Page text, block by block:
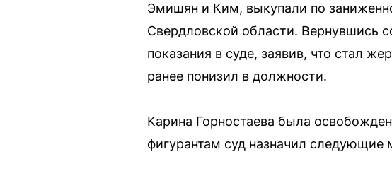
Эмишян и Ким, выкупали по
Свердловской области. Вернувшись
показания в суде, заявив, что стал
ранее понизил в должности.
Карина Горностаева была
фигурантам суд назначил следующие